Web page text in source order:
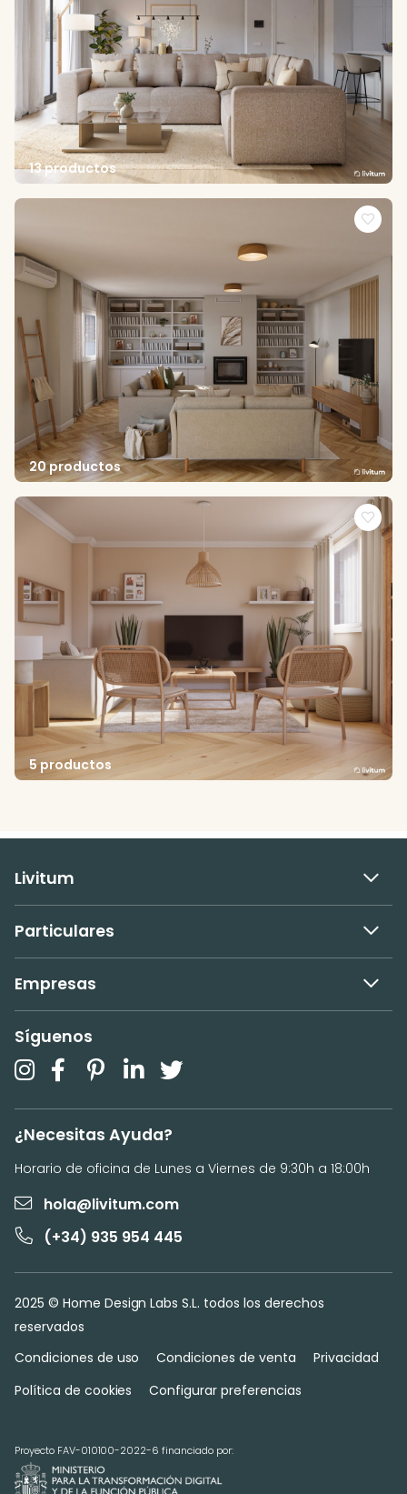
13 productos
20 productos
5 productos
Livitum
Particulares
Empresas
Síguenos
¿Necesitas Ayuda?
Horario de oficina de Lunes a Viernes de 9:30h a 18:00h
hola@livitum.com
(+34) 935 954 445
2025 © Home Design Labs S.L. todos los derechos
reservados
Condiciones de uso
Condiciones de venta
Privacidad
Política de cookies
Configurar preferencias
Proyecto FAV-010100-2022-6 financiado por: